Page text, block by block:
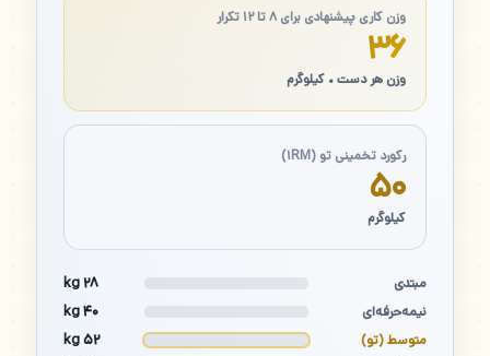
وزن کاری پیشنهادی برای ۸ تا ۱۲ تکرار
۳۶
وزن هر دست • کیلوگرم
رکورد تخمینی تو (۱RM)
۵۰
کیلوگرم
مبتدی ۲۸ kg
نیمه‌حرفه‌ای ۴۰ kg
متوسط (تو) ۵۲ kg